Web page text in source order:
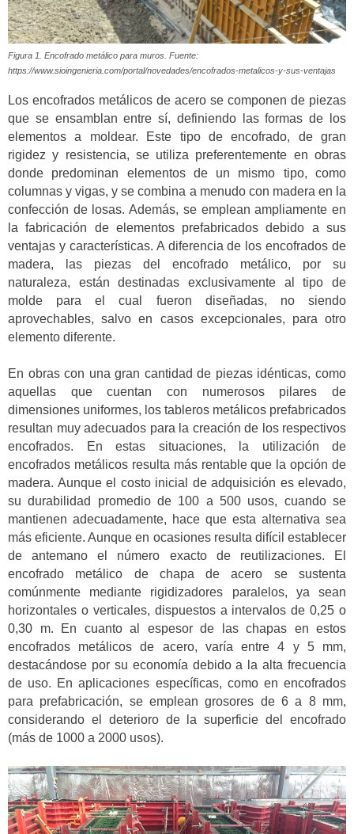
Figura 1. Encofrado metálico para muros. Fuente:
https://www.sioingenieria.com/portal/novedades/encofrados-metalicos-y-sus-ventajas
Los encofrados metálicos de acero se componen de piezas
que se ensamblan entre sí, definiendo las formas de los
elementos a moldear. Este tipo de encofrado, de gran
rigidez y resistencia, se utiliza preferentemente en obras
donde predominan elementos de un mismo tipo, como
columnas y vigas, y se combina a menudo con madera en la
confección de losas. Además, se emplean ampliamente en
la fabricación de elementos prefabricados debido a sus
ventajas y características. A diferencia de los encofrados de
madera, las piezas del encofrado metálico, por su
naturaleza, están destinadas exclusivamente al tipo de
molde para el cual fueron diseñadas, no siendo
aprovechables, salvo en casos excepcionales, para otro
elemento diferente.
En obras con una gran cantidad de piezas idénticas, como
aquellas que cuentan con numerosos pilares de
dimensiones uniformes, los tableros metálicos prefabricados
resultan muy adecuados para la creación de los respectivos
encofrados. En estas situaciones, la utilización de
encofrados metálicos resulta más rentable que la opción de
madera. Aunque el costo inicial de adquisición es elevado,
su durabilidad promedio de 100 a 500 usos, cuando se
mantienen adecuadamente, hace que esta alternativa sea
más eficiente. Aunque en ocasiones resulta difícil establecer
de antemano el número exacto de reutilizaciones. El
encofrado metálico de chapa de acero se sustenta
comúnmente mediante rigidizadores paralelos, ya sean
horizontales o verticales, dispuestos a intervalos de 0,25 o
0,30 m. En cuanto al espesor de las chapas en estos
encofrados metálicos de acero, varía entre 4 y 5 mm,
destacándose por su economía debido a la alta frecuencia
de uso. En aplicaciones específicas, como en encofrados
para prefabricación, se emplean grosores de 6 a 8 mm,
considerando el deterioro de la superficie del encofrado
(más de 1000 a 2000 usos).